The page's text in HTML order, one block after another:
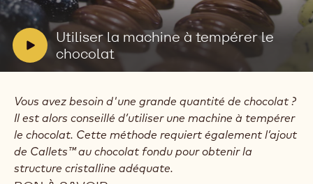
V
i
d
o
:
Utiliser la machine à tempérer le
chocolat
la
vidéo:
Utiliser
machine
chocolat
Vous avez besoin d'une grande quantité de chocolat ?
Il est alors conseillé d’utiliser une machine à tempérer
le chocolat. Cette méthode requiert également l’ajout
de Callets™ au chocolat fondu pour obtenir la
structure cristalline adéquate.